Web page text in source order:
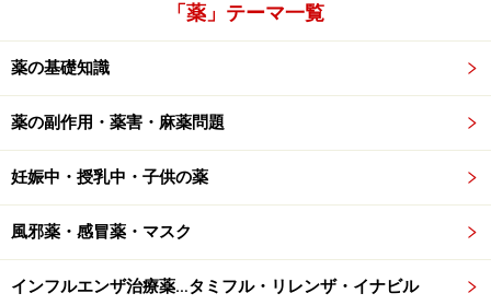
「薬」テーマ一覧
薬の基礎知識
薬の副作用・薬害・麻薬問題
妊娠中・授乳中・子供の薬
風邪薬・感冒薬・マスク
インフルエンザ治療薬…タミフル・リレンザ・イナビル